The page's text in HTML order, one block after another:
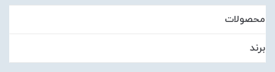
محصولات
برند